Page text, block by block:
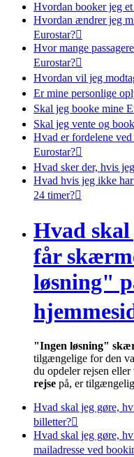
Hvordan booker jeg
Hvordan ændrer jeg
Eurostar?
Hvor mange
Eurostar?
Hvordan vil jeg
Er mine personlige
Skal jeg booke mine
Skal jeg vente og
Hvad er fordelene
Eurostar?
Hvad sker der, hvis
Hvad hvis jeg ikke
24 timer?
Hvad skal
får
løsning"
"Ingen løsning"
tilgængelige for den
du opdeler rejsen
rejse på, er
Hvad skal jeg gøre,
billetter?
Hvad skal jeg gøre,
mailadresse ved